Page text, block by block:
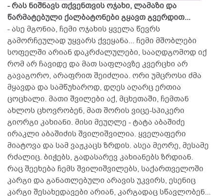
- რას ნიშნავს თქვენთვის ოჯახი, ლამაზი და
წარმატებული ქალბატონები გყავთ გვერდით...
- ასე მგონია, ჩემი ოჯახის ყველა წევრს
გამორჩეულად უყვარს ქვეყანა... ჩემი მშობლები
სოფელში არიან დაკრძალულები, სააღდგომოდ იქ
რომ არ ჩავიდე და მათ საფლავზე კვერცხი არ
გავაგორო, არაფრით შეიძლია. ორი უმცროსი ძმა
მყავდა და სამწუხაროდ, დღეს აღარც ერთია
ცოცხალი. მათი შვილები აქ, მცხეთაში, ჩემთან
ახლოს ცხოვრობენ, მათ შორის ვიცე-სპიკერი
გიორგი კახიანი. მისი მეუღლე - ტატა აბაშიძე
ირაკლი აბაშიძის შვილიშვილია. ყველაფერი
მიატოვა და სამ ვაჟკაცს ზრდის. ასეა მეორე, მესამე
რძალიც. ბიჭებს, გადასარევ კახიანებს ზრდიან.
რაც შეეხება ჩემს შვილიშვილებს, საქართველოში
კარგი და განათლებული არავის უკვირს, ესენიც
კარგი შესახედავები არიან, კარგადაც სწავლობენ...